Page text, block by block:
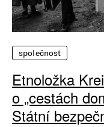
společnost
Etnoložka
o „cestách
Státní